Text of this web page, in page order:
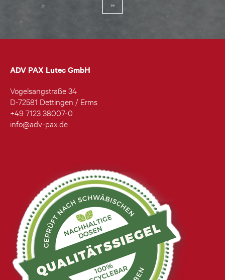
»»
ADV PAX Lutec GmbH
Vogelsangstraße 34
D-72581 Dettingen / Erms
+49 7123 38007-0
info@adv-pax.de